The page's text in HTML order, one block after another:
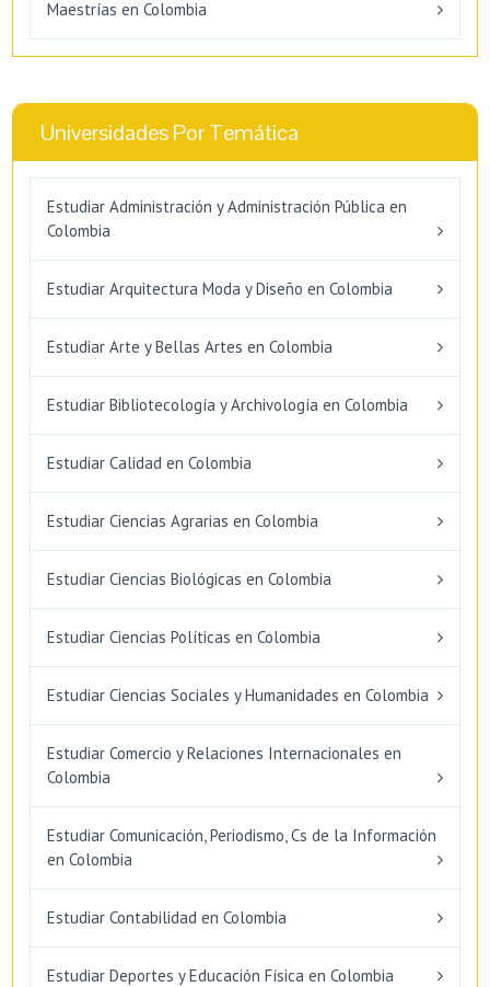
Maestrías en Colombia
Universidades Por Temática
Estudiar Administración y Administración Pública en
Colombia
Estudiar Arquitectura Moda y Diseño en Colombia
Estudiar Arte y Bellas Artes en Colombia
Estudiar Bibliotecología y Archivología en Colombia
Estudiar Calidad en Colombia
Estudiar Ciencias Agrarias en Colombia
Estudiar Ciencias Biológicas en Colombia
Estudiar Ciencias Políticas en Colombia
Estudiar Ciencias Sociales y Humanidades en Colombia
Estudiar Comercio y Relaciones Internacionales en
Colombia
Estudiar Comunicación, Periodismo, Cs de la Información
en Colombia
Estudiar Contabilidad en Colombia
Estudiar Deportes y Educación Física en Colombia